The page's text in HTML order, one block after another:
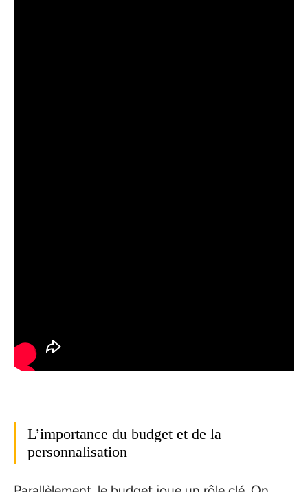
L’importance du budget et de la
personnalisation